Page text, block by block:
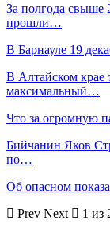
За полгода свыше
прошли…
В Барнауле 19
В Алтайском крае
максимальный…
Что за огромную
Бийчанин Яков
по…
Об опасном
Prev Next
1 из